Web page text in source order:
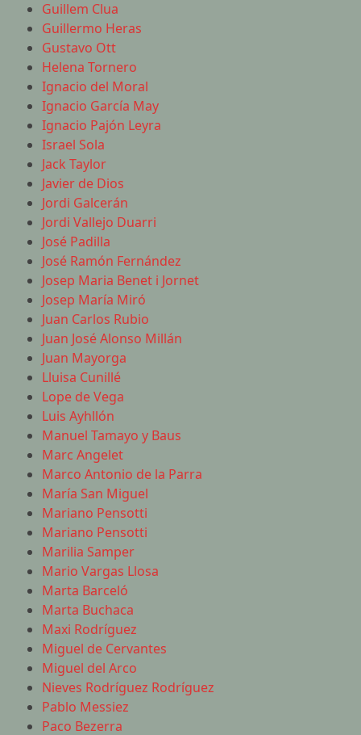
Guillem Clua
Guillermo Heras
Gustavo Ott
Helena Tornero
Ignacio del Moral
Ignacio García May
Ignacio Pajón Leyra
Israel Sola
Jack Taylor
Javier de Dios
Jordi Galcerán
Jordi Vallejo Duarri
José Padilla
José Ramón Fernández
Josep Maria Benet i Jornet
Josep María Miró
Juan Carlos Rubio
Juan José Alonso Millán
Juan Mayorga
Lluisa Cunillé
Lope de Vega
Luis Ayhllón
Manuel Tamayo y Baus
Marc Angelet
Marco Antonio de la Parra
María San Miguel
Mariano Pensotti
Mariano Pensotti
Marilia Samper
Mario Vargas Llosa
Marta Barceló
Marta Buchaca
Maxi Rodríguez
Miguel de Cervantes
Miguel del Arco
Nieves Rodríguez Rodríguez
Pablo Messiez
Paco Bezerra